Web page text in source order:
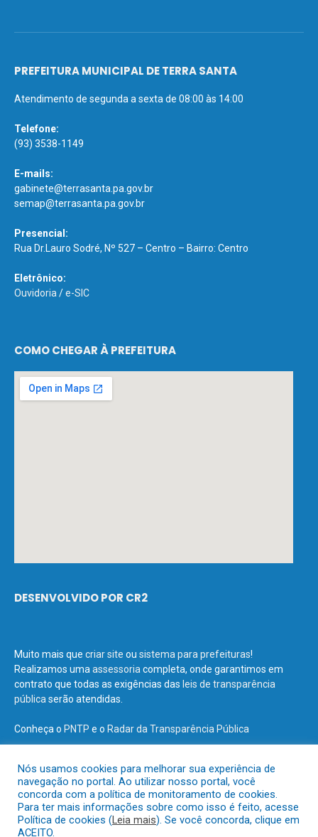
PREFEITURA MUNICIPAL DE TERRA SANTA
Atendimento de segunda a sexta de 08:00 às 14:00
Telefone:
(93) 3538-1149
E-mails:
gabinete@terrasanta.pa.gov.br
semap@terrasanta.pa.gov.br
Presencial:
Rua Dr.Lauro Sodré, Nº 527 – Centro – Bairro: Centro
Eletrônico:
Ouvidoria /e-SIC
COMO CHEGAR À PREFEITURA
DESENVOLVIDO POR CR2
Muito mais que criar site ou sistema para prefeituras!
Realizamos uma assessoria completa, onde garantimos em
contrato que todas as exigências das leis de transparência
pública serão atendidas.
Conheça o PNTP e o Radar da Transparência Pública
Todos os direitos reservados a Prefeitura Municipal de Terra Santa.
Nós usamos cookies para melhorar sua experiência de
navegação no portal. Ao utilizar nosso portal, você
concorda com a política de monitoramento de cookies.
Para ter mais informações sobre como isso é feito, acesse
Política de cookies (Leia mais). Se você concorda, clique em
ACEITO.